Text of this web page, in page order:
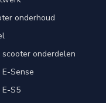
onderhoud
scooter onderdelen
E-Sense
E-S5